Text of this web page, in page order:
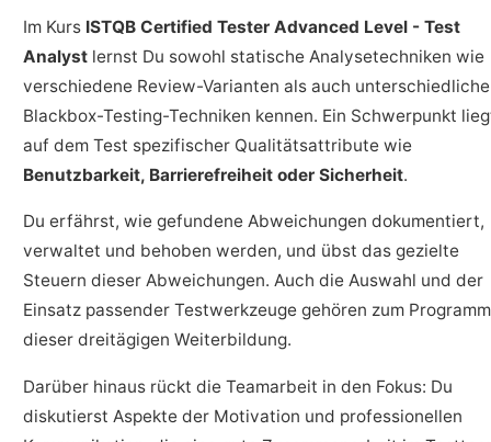
Im Kurs ISTQB Certified Tester Advanced Level - Test
Analyst lernst Du sowohl statische Analysetechniken wie
verschiedene Review-Varianten als auch unterschiedliche
Blackbox-Testing-Techniken kennen. Ein Schwerpunkt
auf dem Test spezifischer Qualitätsattribute wie
Benutzbarkeit, Barrierefreiheit oder Sicherheit.
Du erfährst, wie gefundene Abweichungen dokumentiert,
verwaltet und behoben werden, und übst das gezielte
Steuern dieser Abweichungen. Auch die Auswahl und der
Einsatz passender Testwerkzeuge gehören zum Programm
dieser dreitägigen Weiterbildung.
Darüber hinaus rückt die Teamarbeit in den Fokus: Du
diskutierst Aspekte der Motivation und professionellen